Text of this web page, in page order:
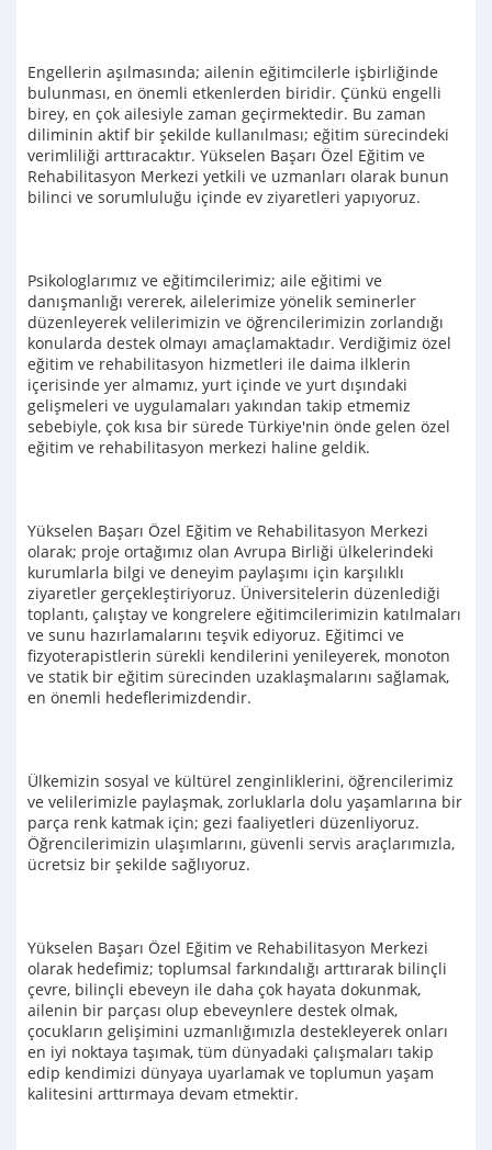
Engellerin aşılmasında; ailenin eğitimcilerle işbirliğinde
bulunması, en önemli etkenlerden biridir. Çünkü engelli
birey, en çok ailesiyle zaman geçirmektedir. Bu zaman
diliminin aktif bir şekilde kullanılması; eğitim sürecindeki
verimliliği arttıracaktır. Yükselen Başarı Özel Eğitim ve
Rehabilitasyon Merkezi yetkili ve uzmanları olarak bunun
bilinci ve sorumluluğu içinde ev ziyaretleri yapıyoruz.
Psikologlarımız ve eğitimcilerimiz; aile eğitimi ve
danışmanlığı vererek, ailelerimize yönelik seminerler
düzenleyerek velilerimizin ve öğrencilerimizin zorlandığı
konularda destek olmayı amaçlamaktadır. Verdiğimiz özel
eğitim ve rehabilitasyon hizmetleri ile daima ilklerin
içerisinde yer almamız, yurt içinde ve yurt dışındaki
gelişmeleri ve uygulamaları yakından takip etmemiz
sebebiyle, çok kısa bir sürede Türkiye'nin önde gelen özel
eğitim ve rehabilitasyon merkezi haline geldik.
Yükselen Başarı Özel Eğitim ve Rehabilitasyon Merkezi
olarak; proje ortağımız olan Avrupa Birliği ülkelerindeki
kurumlarla bilgi ve deneyim paylaşımı için karşılıklı
ziyaretler gerçekleştiriyoruz. Üniversitelerin düzenlediği
toplantı, çalıştay ve kongrelere eğitimcilerimizin katılmaları
ve sunu hazırlamalarını teşvik ediyoruz. Eğitimci ve
fizyoterapistlerin sürekli kendilerini yenileyerek, monoton
ve statik bir eğitim sürecinden uzaklaşmalarını sağlamak,
en önemli hedeflerimizdendir.
Ülkemizin sosyal ve kültürel zenginliklerini, öğrencilerimiz
ve velilerimizle paylaşmak, zorluklarla dolu yaşamlarına bir
parça renk katmak için; gezi faaliyetleri düzenliyoruz.
Öğrencilerimizin ulaşımlarını, güvenli servis araçlarımızla,
ücretsiz bir şekilde sağlıyoruz.
Yükselen Başarı Özel Eğitim ve Rehabilitasyon Merkezi
olarak hedefimiz; toplumsal farkındalığı arttırarak bilinçli
çevre, bilinçli ebeveyn ile daha çok hayata dokunmak,
ailenin bir parçası olup ebeveynlere destek olmak,
çocukların gelişimini uzmanlığımızla destekleyerek onları
en iyi noktaya taşımak, tüm dünyadaki çalışmaları takip
edip kendimizi dünyaya uyarlamak ve toplumun yaşam
kalitesini arttırmaya devam etmektir.